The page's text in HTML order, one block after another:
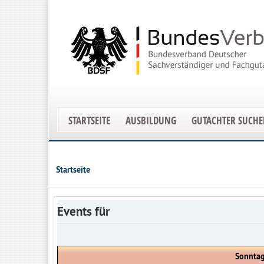
STARTSEITE AUSBILDUNG GUTACHTER
Startseite
Events für